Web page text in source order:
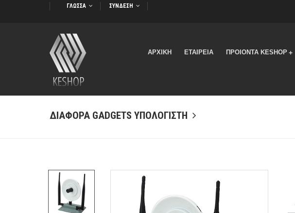
ΓΛΩΣΣΑ ΣΥΝΔΕΣΗ
ΑΡΧΙΚΗ ΕΤΑΙΡΕΙΑ ΠΡΟΙΟΝΤΑ KESHOP +
ΔΙΑΦΟΡΑ GADGETS ΥΠΟΛΟΓΙΣΤΗ